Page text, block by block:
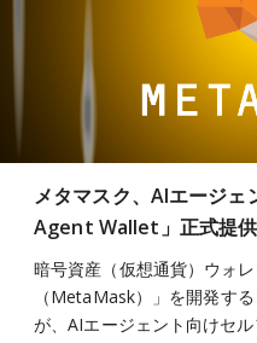
メタマスク、AIエージ
Agent Wallet」正式提
暗号資産（仮想通貨）ウォ
（MetaMask）」を開発す
が、AIエージェント向けセ